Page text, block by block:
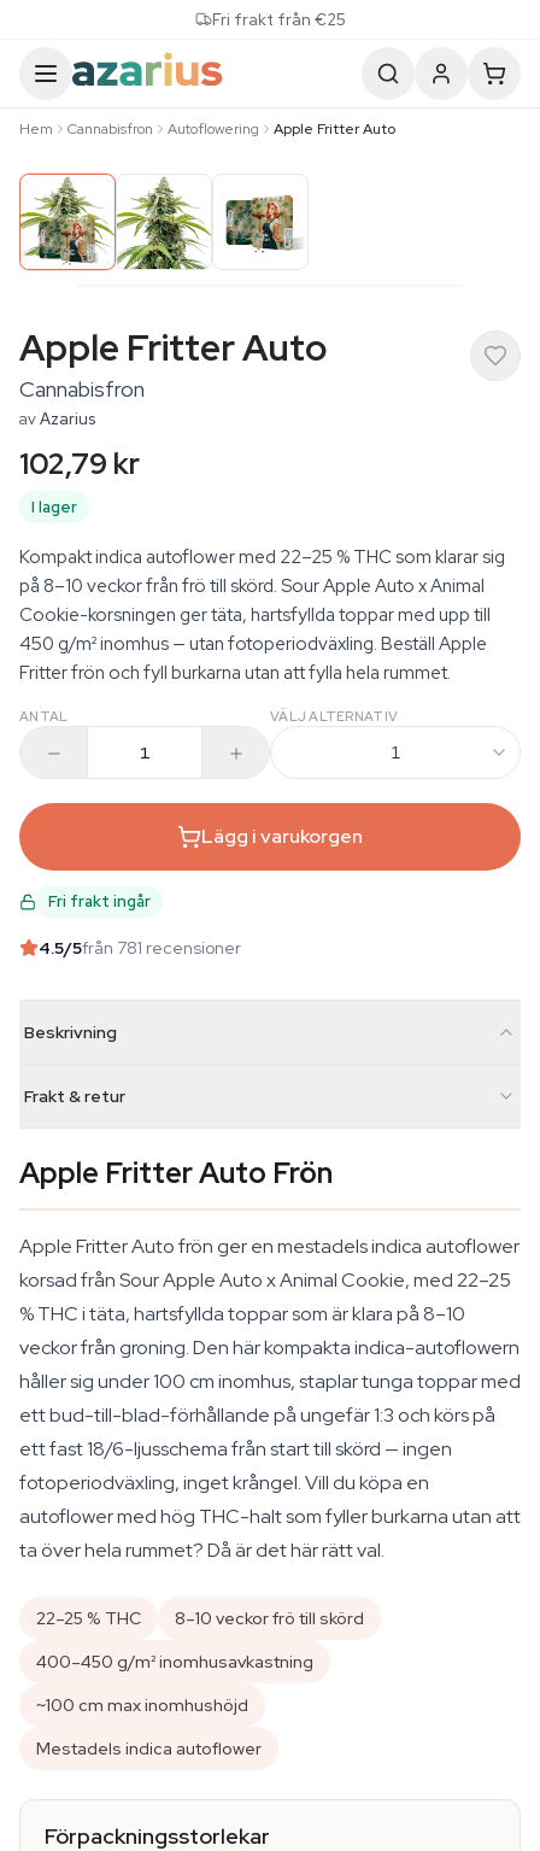
Fri frakt från €25
Hem Cannabisfron Autoflowering Apple Fritter Auto
Apple Fritter Auto
Cannabisfron
avAzarius
102,79 kr
I lager
Kompakt indica autoflower med 22–25 % THC som klarar sig
på 8–10 veckor från frö till skörd. Sour Apple Auto x Animal
Cookie-korsningen ger täta, hartsfyllda toppar med upp till
450 g/m² inomhus — utan fotoperiodväxling. Beställ Apple
Fritter frön och fyll burkarna utan att fylla hela rummet.
ANTAL VÄLJ ALTERNATIV
1
Lägg i varukorgen
Fri frakt ingår
4.5/5från 781 recensioner
Beskrivning
Frakt & retur
Apple Fritter Auto Frön
Apple Fritter Auto frön ger en mestadels indica autoflower
korsad från Sour Apple Auto x Animal Cookie, med 22–25
% THC i täta, hartsfyllda toppar som är klara på 8–10
veckor från groning. Den här kompakta indica-autoflowern
håller sig under 100 cm inomhus, staplar tunga toppar med
ett bud-till-blad-förhållande på ungefär 1:3 och körs på
ett fast 18/6-ljusschema från start till skörd — ingen
fotoperiodväxling, inget krångel. Vill du köpa en
autoflower med hög THC-halt som fyller burkarna utan att
ta över hela rummet? Då är det här rätt val.
22–25 % THC
8–10 veckor frö till skörd
400–450 g/m² inomhusavkastning
~100 cm max inomhushöjd
Mestadels indica autoflower
Förpackningsstorlekar